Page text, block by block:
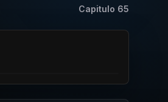
Capitulo 65